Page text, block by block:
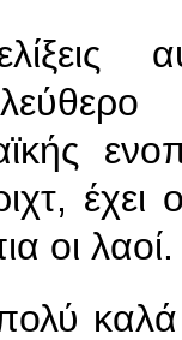
έχει
οι λαοί.
καλά